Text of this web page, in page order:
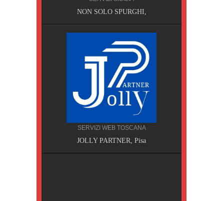
NON SOLO SPURGHI,
SERVIZI WEB TOSCANA
JOLLY PARTNER, Pisa